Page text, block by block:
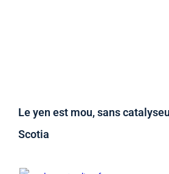
Le yen est mou, sans
Scotia